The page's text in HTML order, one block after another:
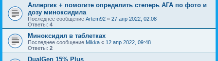
Аллергик + помогите определить степерь АГА по фото и
дозу миноксидила
Последнее сообщение Artem92 « 27 апр 2022, 02:08
Ответы: 4
Миноксидил в таблетках
Последнее сообщение Mikka « 12 апр 2022, 09:48
Ответы: 2
DualGen 15% Plus